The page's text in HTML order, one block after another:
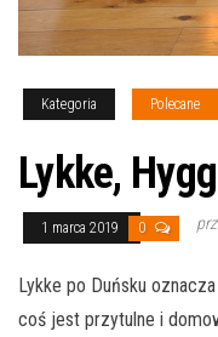
Kategoria Polecane
Lykke,
1 marca 2019 0
Lykke po Duńsku
coś jest przytulne i